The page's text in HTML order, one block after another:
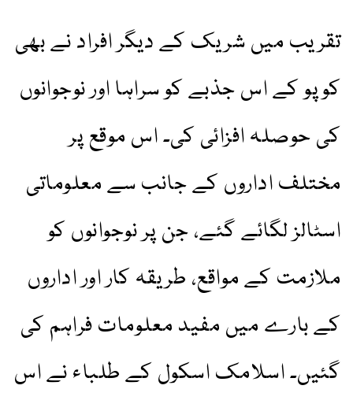
تقریب میں شریک کے دیگر افراد نے بھی
کوپو کے اس جذبے کو سراہا اور نوجوانوں
کی حوصلہ افزائی کی۔ اس موقع پر
مختلف اداروں کے جانب سے معلوماتی
اسٹالز لگائے گئے، جن پر نوجوانوں کو
ملازمت کے مواقع، طریقہ کار اور اداروں
کے بارے میں مفید معلومات فراہم کی
گئیں۔ اسلامک اسکول کے طلباء نے اس